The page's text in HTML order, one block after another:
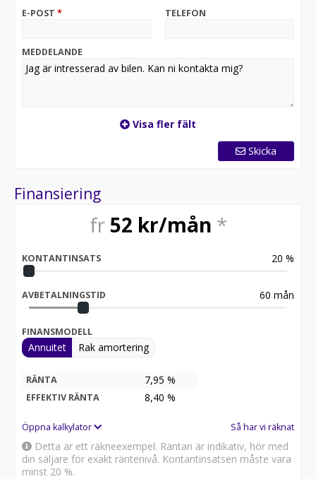
E-POST * TELEFON
MEDDELANDE
Visa fler fält
Skicka
Finansiering
fr 52 kr/mån *
KONTANTINSATS 20 %
AVBETALNINGSTID 60 mån
FINANSMODELL
Annuitet Rak amortering
RÄNTA 7,95 %
EFFEKTIV RÄNTA 8,40 %
Öppna kalkylator Så har vi räknat
Detta är ett räkneexempel. Räntan är indikativ, hör med
din säljare för exakt räntenivå. Kontantinsatsen måste vara
minst 20 %.